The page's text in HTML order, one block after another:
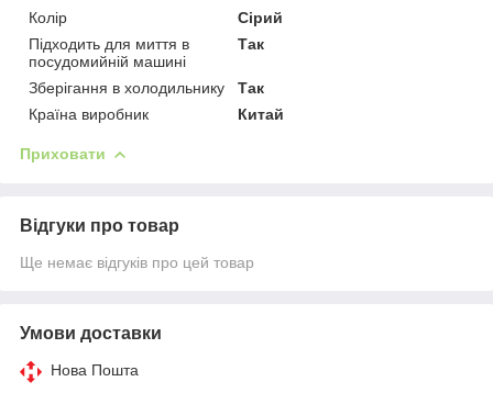
Колір
Сірий
Підходить для миття в
посудомийній машині
Так
Зберігання в холодильнику
Так
Країна виробник
Китай
Приховати
Відгуки про товар
Ще немає відгуків про цей товар
Умови доставки
Нова Пошта